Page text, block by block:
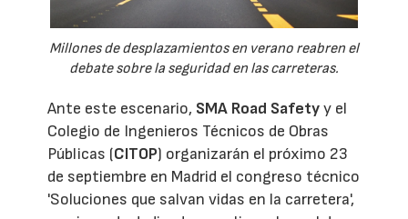
Millones de desplazamientos en verano reabren el
debate sobre la seguridad en las carreteras.
Ante este escenario, SMA Road Safetyy el
Colegio de Ingenieros Técnicos de Obras
Públicas (CITOP) organizarán el próximo 23
de septiembre en Madrid el congreso técnico
'Soluciones que salvan vidas en la carretera',